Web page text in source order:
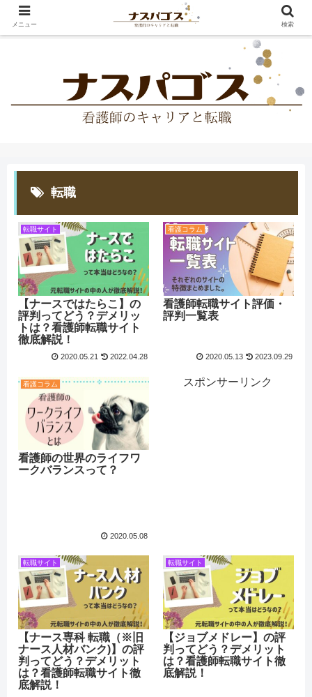
転職
転職サイト
【ナースではたらこ】の
評判ってどう？デメリッ
トは？看護師転職サイト
徹底解説！
2020.05.21 2022.04.28
看護コラム
看護師転職サイト評価・
評判一覧表
2020.05.13 2023.09.29
看護コラム
看護師の世界のライフワ
ークバランスって？
2020.05.08
スポンサーリンク
転職サイト
【ナース専科 転職（※旧
ナース人材バンク)】の評
判ってどう？デメリット
は？看護師転職サイト徹
底解説！
転職サイト
【ジョブメドレー】の評
判ってどう？デメリット
は？看護師転職サイト徹
底解説！
メニュー 検索